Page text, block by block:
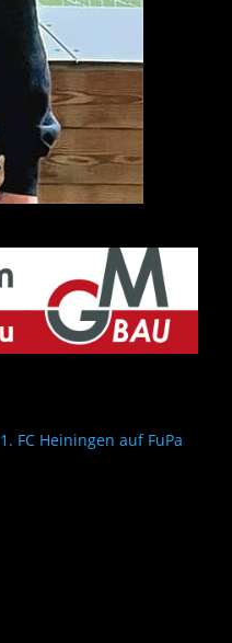
1. FC Heiningen auf FuPa